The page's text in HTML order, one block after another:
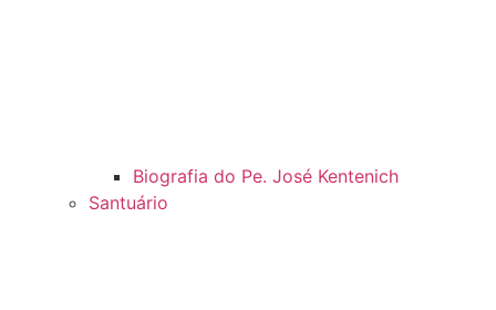
Biografia do Pe. José Kentenich
Santuário